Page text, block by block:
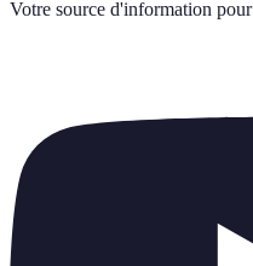
Votre source d'information